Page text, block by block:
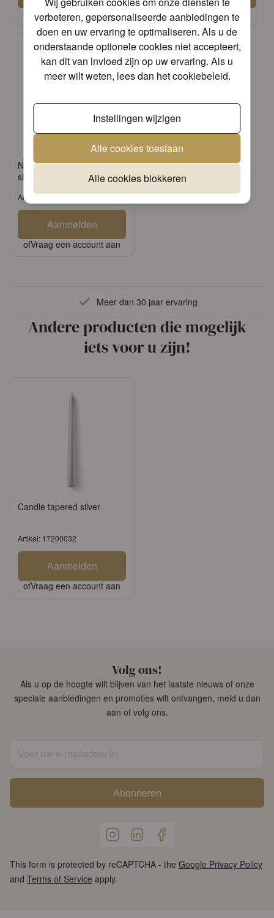
verbeteren, gepersonaliseerde aanbiedingen te
doen en uw ervaring te optimaliseren. Als u de
onderstaande optionele cookies niet accepteert,
kan dit van invloed zijn op uw ervaring. Als u
meer wilt weten, lees dan hetcookiebeleid.
Instellingen wijzigen
Alle cookies toestaan
Alle cookies blokkeren
Vraag een account aan ofVraag een account aan
Napkin 25 Elegance Dip
silver FSC Mix
Artikel: 12511151
Aanmelden
ofVraag een account aan
Meer dan 30 jaar ervaring
Andere producten die mogelijk
iets voor u zijn!
Candle tapered silver
Artikel: 17200032
Aanmelden
ofVraag een account aan
Volg ons!
Als u op de hoogte wilt blijven van het laatste nieuws of onze
speciale aanbiedingen en promoties wilt ontvangen, meld u dan
aan of volg ons.
Abonneren
This form is protected by reCAPTCHA - the Google Privacy Policy
and Terms of Service apply.